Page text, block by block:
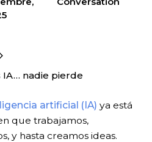
IA… nadie pierde
artificial (IA) ya está
que trabajamos,
y hasta creamos ideas.